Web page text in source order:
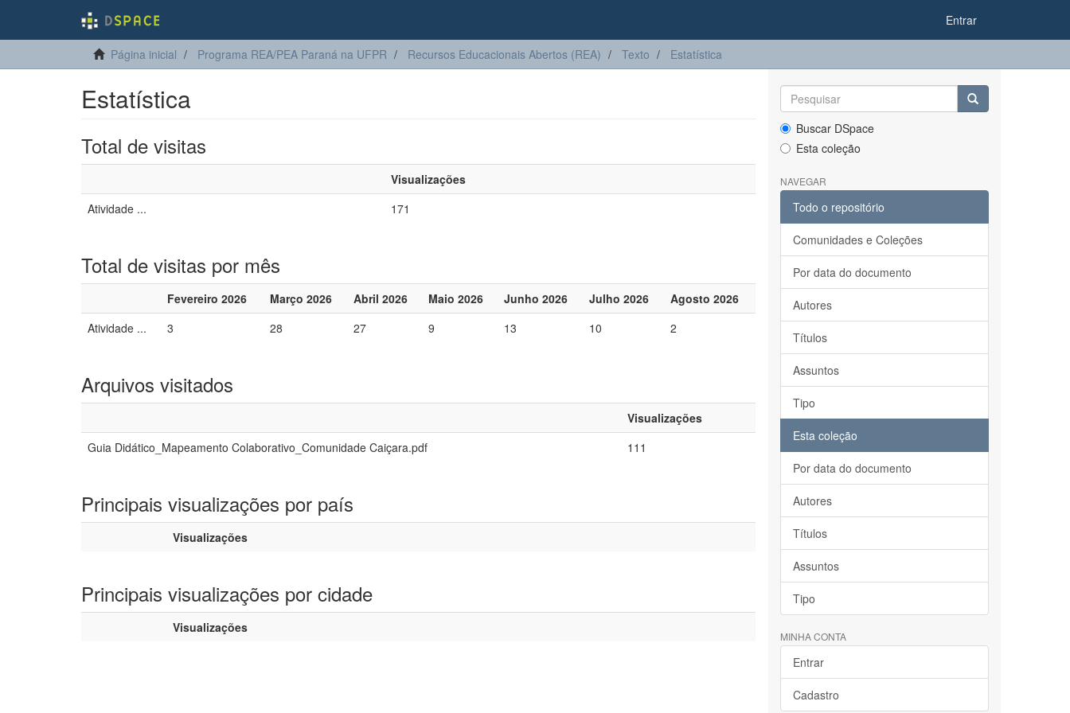
Entrar
Página inicial Programa REA/PEA Paraná na UFPR Recursos Educacionais Abertos (REA) Texto Estatística
Estatística
Total de visitas
Visualizações
Atividade ...
171
Total de visitas por mês
Fevereiro 2026 Março 2026 Abril 2026 Maio 2026 Junho 2026 Julho 2026
Agosto 2026
Atividade ...
3 28 27 9 13 10 2
Arquivos visitados
Visualizações
Guia Didático_Mapeamento Colaborativo_Comunidade Caiçara.pdf
111
Principais visualizações por país
Visualizações
Principais visualizações por cidade
Visualizações
Buscar DSpace
Esta coleção
NAVEGAR
Todo o repositório
Comunidades e Coleções
Por data do documento
Autores
Títulos
Assuntos
Tipo
Esta coleção
Por data do documento
Autores
Títulos
Assuntos
Tipo
MINHA CONTA
Entrar
Cadastro